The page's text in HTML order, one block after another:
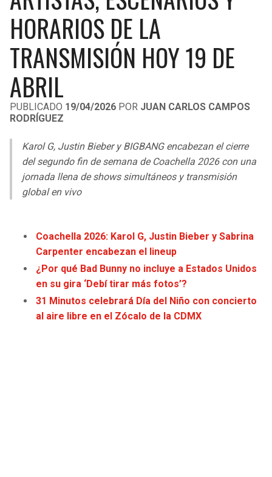
LIGA DE EXPANSIÓN MX
LEAGUES CUP
UEFA EUROPA LEAGUE
UEFA CONFERENCE LEAGUE
MLS
COPA LIBERTADORES
COPA SUDAMERICANA
LIGA BETPLAY
OTRAS LIGAS
RAIDERS
CHARGERS
RAVENS
BROWNS
STEELERS
COLTS
JAGUARS
TITANS
CAVALIERS
PISTONS
PACERS
HAWKS
HORNETS
MAGIC
WIZARDS
WARRIORS
HORARIOS DE LA
TRANSMISIÓN HOY 19 DE
ABRIL
PUBLICADO 19/04/2026 POR JUAN CARLOS CAMPOS
RODRÍGUEZ
Karol G, Justin Bieber y BIGBANG encabezan el cierre
del segundo fin de semana de Coachella 2026 con una
jornada llena de shows simultáneos y transmisión
global en vivo
Coachella 2026: Karol G, Justin Bieber y Sabrina
Carpenter encabezan el lineup
¿Por qué Bad Bunny no incluye a Estados Unidos
en su gira ‘Debí tirar más fotos’?
31 Minutos celebrará Día del Niño con concierto
al aire libre en el Zócalo de la CDMX